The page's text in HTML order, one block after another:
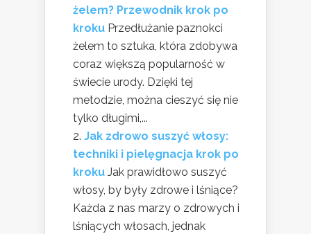
żelem? Przewodnik krok po
kroku Przedłużanie paznokci
żelem to sztuka, która zdobywa
coraz większą popularność w
świecie urody. Dzięki tej
metodzie, można cieszyć się nie
tylko długimi,...
Jak zdrowo suszyć włosy:
techniki i pielęgnacja krok po
kroku Jak prawidłowo suszyć
włosy, by były zdrowe i lśniące?
Każda z nas marzy o zdrowych i
lśniących włosach, jednak